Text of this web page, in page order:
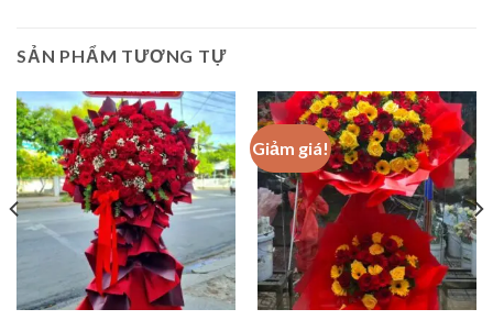
SẢN PHẨM TƯƠNG TỰ
Giảm giá!